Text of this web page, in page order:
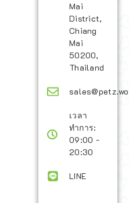
Mai
District,
Chiang
Mai
50200,
Thailand
เวลา
ทำการ:
09:00 -
20:30
LINE